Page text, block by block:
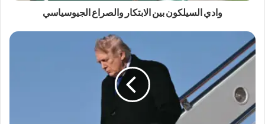
وادي السيلكون بين الابتكار والصراع الجيوسياسي